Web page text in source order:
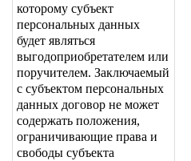
которому субъект
персональных данных
будет являться
выгодоприобретателем или
поручителем. Заключаемый
с субъектом персональных
данных договор не может
содержать положения,
ограничивающие права и
свободы субъекта